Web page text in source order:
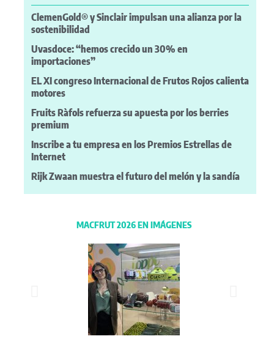
ClemenGold® y Sinclair impulsan una alianza por la
sostenibilidad
Uvasdoce: “hemos crecido un 30% en
importaciones”
EL XI congreso Internacional de Frutos Rojos calienta
motores
Fruits Ràfols refuerza su apuesta por los berries
premium
Inscribe a tu empresa en los Premios Estrellas de
Internet
Rijk Zwaan muestra el futuro del melón y la sandía
MACFRUT 2026 EN IMÁGENES